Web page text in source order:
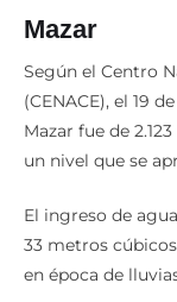
Mazar
Según el Centro
(CENACE), el 19
Mazar fue de
El ingreso de
33 metros